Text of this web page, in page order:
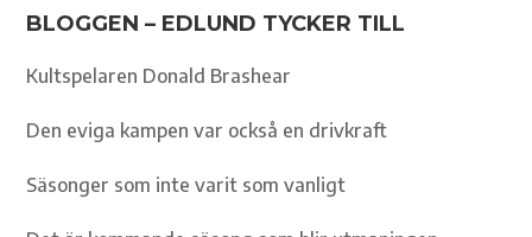
BLOGGEN – EDLUND TYCKER TILL
Kultspelaren Donald Brashear
Den eviga kampen var också en drivkraft
Säsonger som inte varit som vanligt